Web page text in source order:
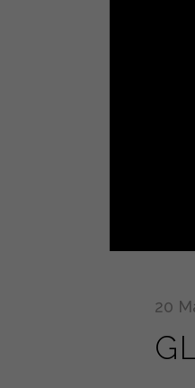
20